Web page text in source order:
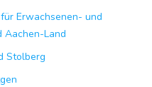
Erwachsenen- und
Aachen-Land
Stolberg